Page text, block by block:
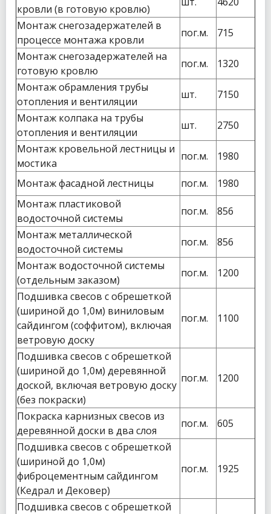
кровли (в готовую кровлю)
Монтаж снегозадержателей в
процессе монтажа кровли
пог.м.
715
Монтаж снегозадержателей на
готовую кровлю
пог.м.
1320
Монтаж обрамления трубы
отопления и вентиляции
шт.
7150
Монтаж колпака на трубы
отопления и вентиляции
шт.
2750
Монтаж кровельной лестницы и
мостика
пог.м. 1980
Монтаж фасадной лестницы пог.м.
1980
Монтаж пластиковой
водосточной системы
пог.м.
856
Монтаж металлической
водосточной системы
пог.м.
856
Монтаж водосточной системы
(отдельным заказом)
пог.м.
1200
Подшивка свесов с обрешеткой
(шириной до 1,0м) виниловым
сайдингом (соффитом), включая
ветровую доску
пог.м. 1100
Подшивка свесов с обрешеткой
(шириной до 1,0м) деревянной
доской, включая ветровую доску
(без покраски)
пог.м. 1200
Покраска карнизных свесов из
деревянной доски в два слоя
пог.м.
605
Подшивка свесов с обрешеткой
(шириной до 1,0м)
фиброцементным сайдингом
(Кедрал и Дековер)
пог.м. 1925
Подшивка свесов с обрешеткой